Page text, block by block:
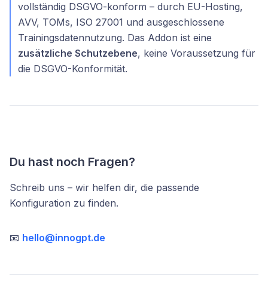
vollständig DSGVO-konform – durch EU-Hosting,
AVV, TOMs, ISO 27001 und ausgeschlossene
Trainingsdatennutzung. Das Addon ist eine
zusätzliche Schutzebene, keine Voraussetzung für
die DSGVO-Konformität.
Du hast noch Fragen?
Schreib uns – wir helfen dir, die passende
Konfiguration zu finden.
📧 hello@innogpt.de